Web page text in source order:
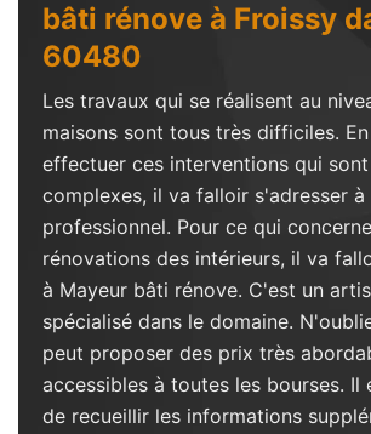
bâti rénove à Froissy
60480
Les travaux qui se réalisent au
maisons sont tous très difficiles.
effectuer ces interventions qui
complexes, il va falloir s'adresser à
professionnel. Pour ce qui
rénovations des intérieurs, il va
à Mayeur bâti rénove. C'est un
spécialisé dans le domaine.
peut proposer des prix très
accessibles à toutes les bourses. Il
de recueillir les informations